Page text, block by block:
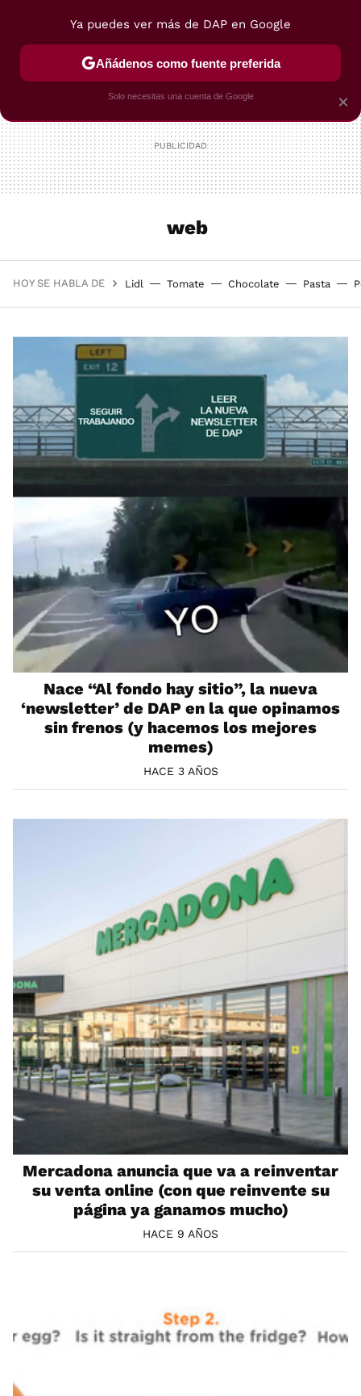
POSTRES VIAJES SELECCIÓN VEGUI
web
HOY SE HABLA DE Lidl Tomate Chocolate Pasta
Nace “Al fondo hay sitio”, la nueva
‘newsletter’ de DAP en la que opinamos
sin frenos (y hacemos los mejores
memes)
HACE 3 AÑOS
Mercadona anuncia que va a reinventar
su venta online (con que reinvente su
página ya ganamos mucho)
HACE 9 AÑOS
×
Ya puedes ver más de DAP en Google
Añádenos como fuente preferida
Solo necesitas una cuenta de Google